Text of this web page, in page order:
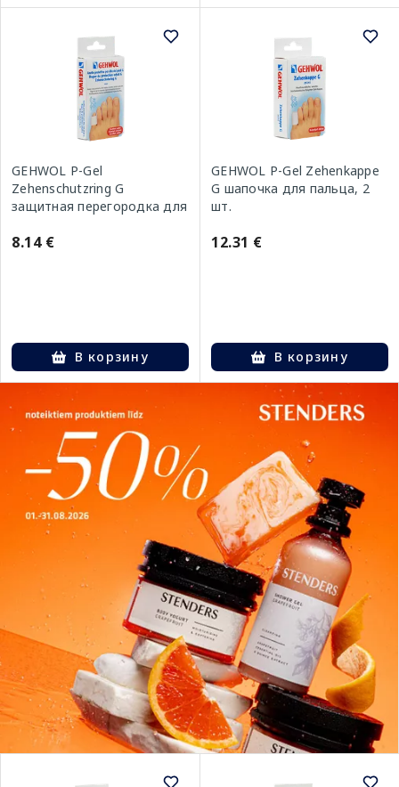
GEHWOL P-Gel
Zehenschutzring G
защитная перегородка для
8.14 €
В корзину
GEHWOL P-Gel Zehenkappe
G шапочка для пальца, 2
шт.
12.31 €
В корзину